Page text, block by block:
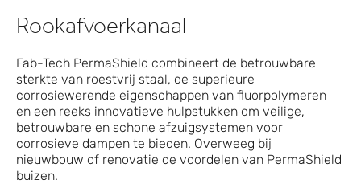
Rookafvoerkanaal
Fab-Tech PermaShield combineert de betrouwbare
sterkte van roestvrij staal, de superieure
corrosiewerende eigenschappen van fluorpolymeren
en een reeks innovatieve hulpstukken om veilige,
betrouwbare en schone afzuigsystemen voor
corrosieve dampen te bieden. Overweeg bij
nieuwbouw of renovatie de voordelen van PermaShield
buizen.